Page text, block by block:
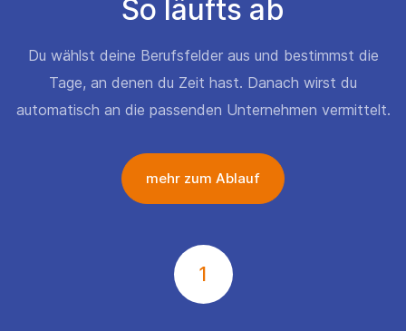
So läufts ab
Du wählst deine Berufsfelder aus und bestimmst die
Tage, an denen du Zeit hast. Danach wirst du
automatisch an die passenden Unternehmen vermittelt.
mehr zum Ablauf
1